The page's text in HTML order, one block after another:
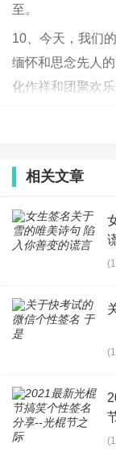
至。
10、今天，我们
缅怀和思念先人
化作祥和团聚欢乐
11、红深绿暗径
12、五更风雨断
14、连钱嚼金勒
作十韵》
感怀过去。走过
芽，生命的美好
花谢，云卷云舒。
17、愿阵阵清风
愿滴滴细雨带着
相关文章